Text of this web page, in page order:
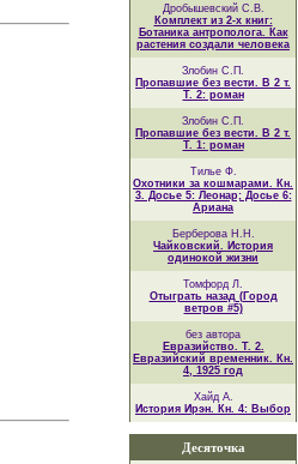
Дробышевский С.В.
Комплект из 2-х книг:
Ботаника антрополога. Как
растения создали человека
Злобин С.П.
Пропавшие без вести. В 2 т.
Т. 2: роман
Злобин С.П.
Пропавшие без вести. В 2 т.
Т. 1: роман
Тилье Ф.
Охотники за кошмарами. Кн.
3. Досье 5: Леонар; Досье 6:
Ариана
Берберова Н.Н.
Чайковский. История
одинокой жизни
Томфорд Л.
Отыграть назад (Город
ветров #5)
без автора
Евразийство. Т. 2.
Евразийский временник. Кн.
4, 1925 год
Хайд А.
История Ирэн. Кн. 4: Выбор
Десяточка